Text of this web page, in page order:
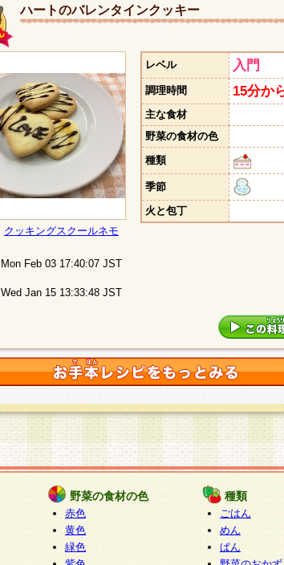
ハートのバレンタインクッキー
クッキングスクールネモ
Mon Feb 03 17:40:07 JST
Wed Jan 15 13:33:48 JST
レベル 入門
調理時間 15分か
主な食材
野菜の食材の色
種類
季節
火と包丁
野菜の食材の色
赤色
黄色
緑色
種類
ごはん
めん
ぱん